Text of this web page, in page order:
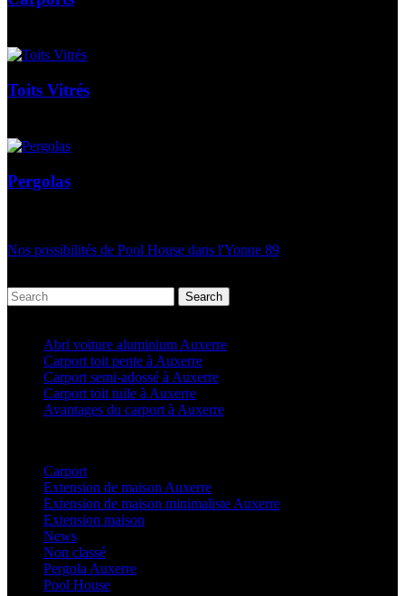
Toits Vitrés
Pergolas
Nos possibilités de Pool House dans l'Yonne 89
Search
Abri voiture aluminium Auxerre
Carport toit pente à Auxerre
Carport semi-adossé à Auxerre
Carport toit tuile à Auxerre
Avantages du carport à Auxerre
Carport
Extension de maison Auxerre
Extension de maison minimaliste Auxerre
Extension maison
News
Non classé
Pergola Auxerre
Pool House